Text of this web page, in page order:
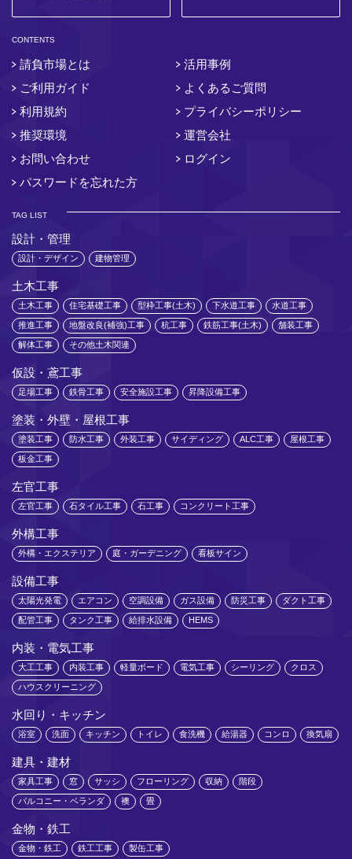
CONTENTS
請負市場とは
活用事例
ご利用ガイド
よくあるご質問
利用規約
プライバシーポリシー
推奨環境
運営会社
お問い合わせ
ログイン
パスワードを忘れた方
TAG LIST
設計・管理
設計・デザイン 建物管理
土木工事
土木工事 住宅基礎工事 型枠工事(土木) 下水道工事 水道工事
推進工事 地盤改良(補強)工事 杭工事 鉄筋工事(土木) 舗装工事
解体工事 その他土木関連
仮設・鳶工事
足場工事 鉄骨工事 安全施設工事 昇降設備工事
塗装・外壁・屋根工事
塗装工事 防水工事 外装工事 サイディング ALC工事 屋根工事
板金工事
左官工事
左官工事 石タイル工事 石工事 コンクリート工事
外構工事
外構・エクステリア 庭・ガーデニング 看板サイン
設備工事
太陽光発電 エアコン 空調設備 ガス設備 防災工事 ダクト工事
配管工事 タンク工事 給排水設備 HEMS
内装・電気工事
大工工事 内装工事 軽量ボード 電気工事 シーリング クロス
ハウスクリーニング
水回り・キッチン
浴室 洗面 キッチン トイレ 食洗機 給湯器 コンロ 換気扇
建具・建材
家具工事 窓 サッシ フローリング 収納 階段
バルコニー・ベランダ 襖 畳
金物・鉄工
金物・鉄工 鉄工工事 製缶工事